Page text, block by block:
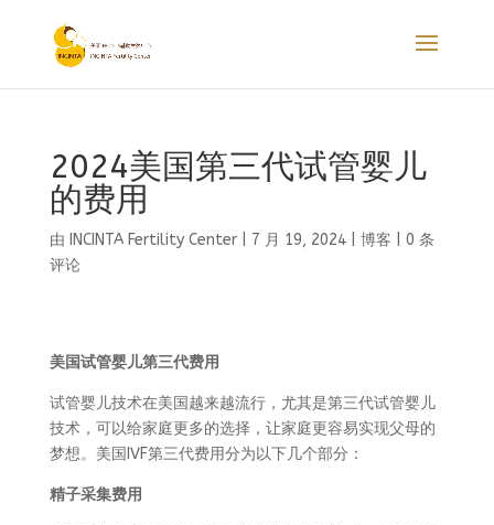
2024美国第三代试管婴儿
的费用
由 INCINTA Fertility Center| 7 月 19, 2024| 博客
0 条
评论
美国试管婴儿第三代费用
试管婴儿技术在美国越来越流行，尤其是第三代试管婴儿
技术，可以给家庭更多的选择，让家庭更容易实现父母的
梦想。美国IVF第三代费用分为以下几个部分：
精子采集费用